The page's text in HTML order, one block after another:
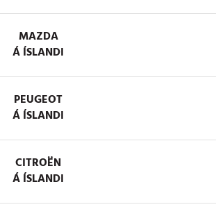
MAZDA
Á ÍSLANDI
PEUGEOT
Á ÍSLANDI
CITROËN
Á ÍSLANDI